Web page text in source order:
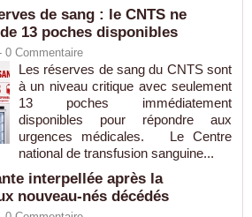
de sang : le CNTS ne
13 poches disponibles
0 Commentaire
Les réserves de sang du CNTS sont
à un niveau critique avec seulement
13 poches immédiatement
disponibles pour répondre aux
urgences médicales. Le Centre
national de transfusion sanguine...
interpellée après la
nouveau-nés décédés